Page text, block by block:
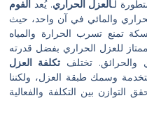
لـالعزل الحراري. يُعد الفوم
والمائي في آن واحد، حيث
تمنع تسرب الحرارة والمياه
للعزل الحراري بفضل قدرته
والحرائق. تختلف تكلفة العزل
وسمك طبقة العزل، ولكننا
بين التكلفة والفعالية